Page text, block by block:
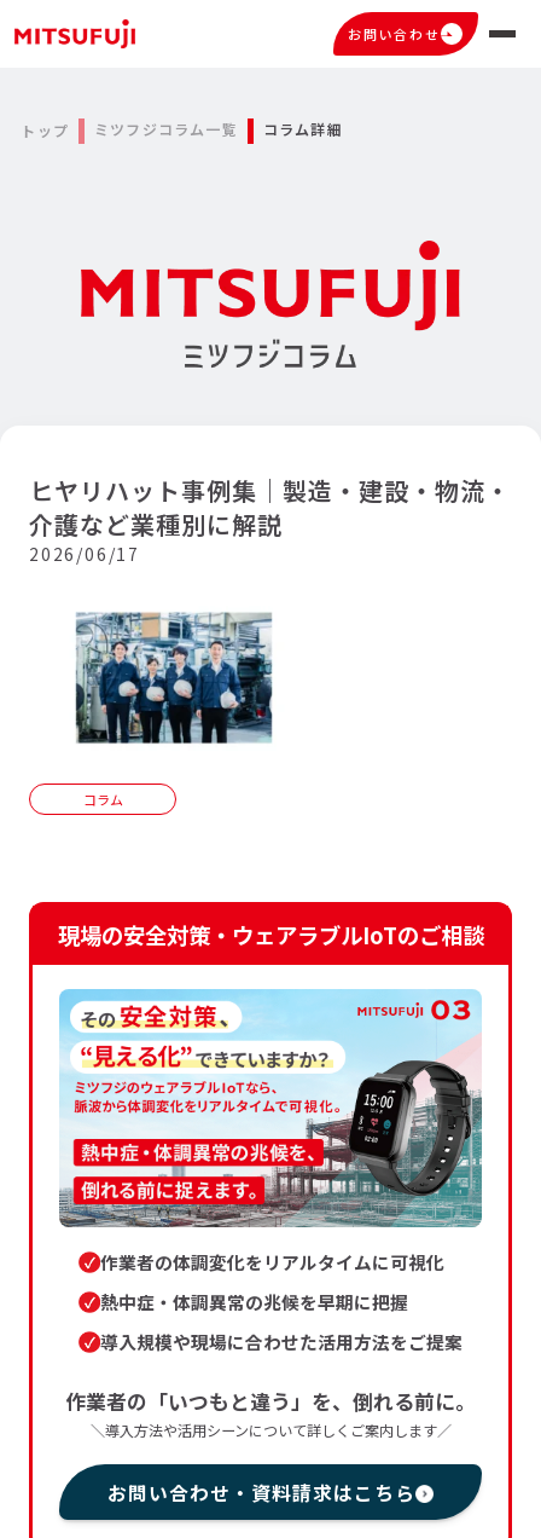
お問い合わせ
トップ ミツフジコラム一覧 コラム詳細
ヒヤリハット事例集｜製造・建設・物流・
介護など業種別に解説
2026/06/17
コラム
現場の安全対策・ウェアラブルIoTのご相談
作業者の体調変化をリアルタイムに可視化
熱中症・体調異常の兆候を早期に把握
導入規模や現場に合わせた活用方法をご提案
作業者の「いつもと違う」を、倒れる前に。
＼導入方法や活用シーンについて詳しくご案内します／
お問い合わせ・資料請求はこちら